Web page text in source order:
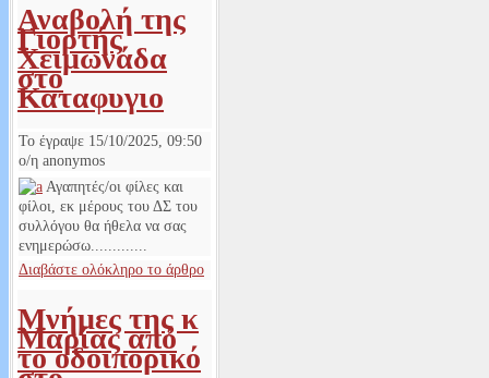
Αναβολή της
Γιορτής
Χειμωνάδα
στο
Καταφυγιο
Το έγραψε 15/10/2025, 09:50
ο/η anonymos
Αγαπητές/οι φίλες και
φίλοι, εκ μέρους του ΔΣ του
συλλόγου θα ήθελα να σας
ενημερώσω.............
Διαβάστε ολόκληρο το άρθρο
Μνήμες της κ
Μαρίας από
το οδοιπορικό